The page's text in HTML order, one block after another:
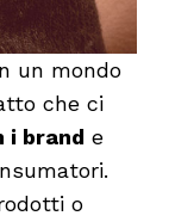
un mondo
che ci
i brand e
o